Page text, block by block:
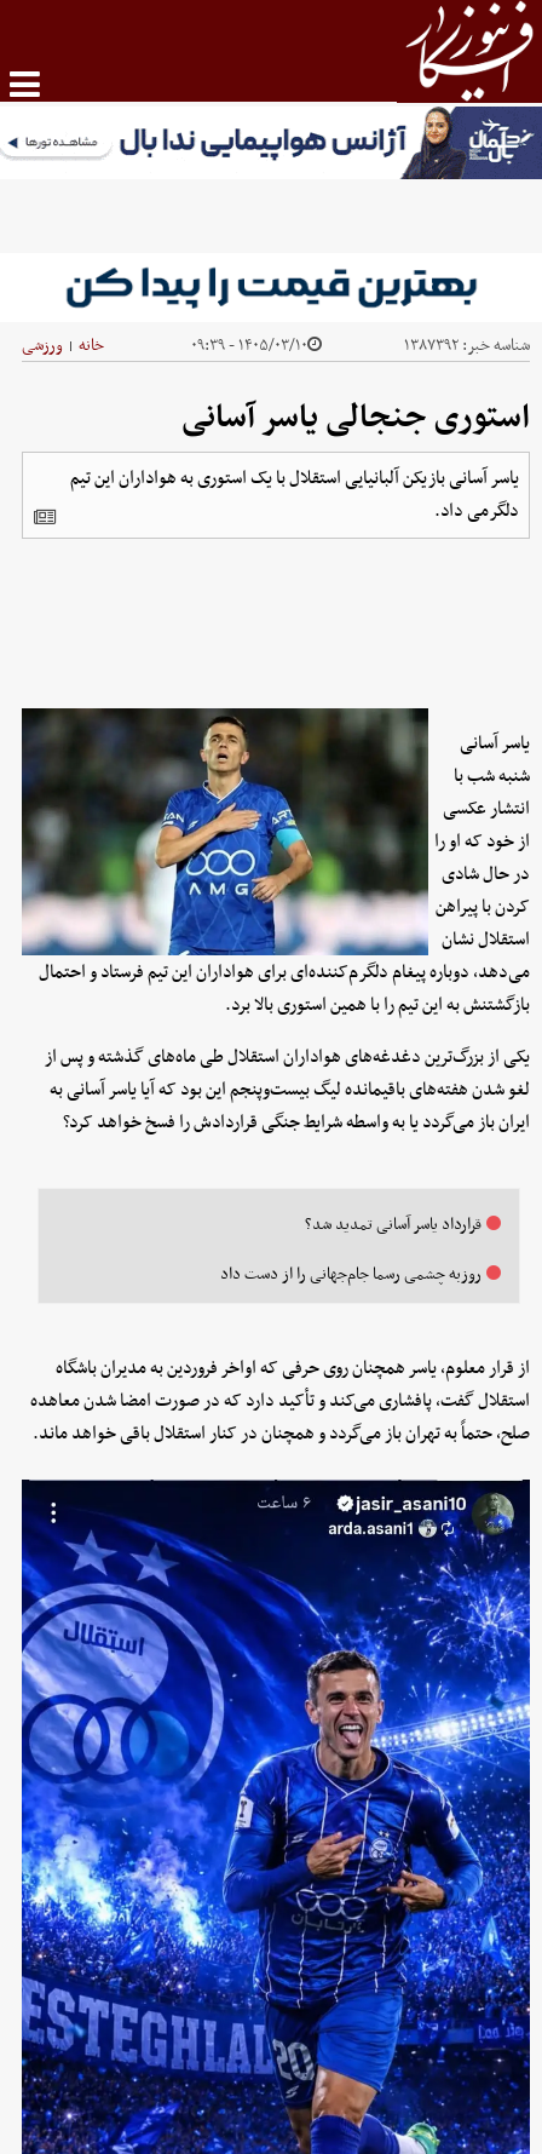
شناسه خبر:۱۳۸۷۳۹۲ ۱۴۰۵/۰۳/۱۰ - ۰۹:۳۹ خانه | ورزشی
استوری جنجالی یاسر آسانی
یاسر آسانی بازیکن آلبانیایی استقلال با یک استوری به هواداران این تیم
دلگرمی داد.
یاسر آسانی
شنبه شب با
انتشار عکسی
از خود که او را
در حال شادی
کردن با پیراهن
استقلال نشان
می‌دهد، دوباره پیغام دلگرم‌کننده‌ای برای هواداران این تیم فرستاد و احتمال
بازگشتنش به این تیم را با همین استوری بالا برد.
یکی از بزرگ‌ترین دغدغه‌های هواداران استقلال طی ماه‌های گذشته و پس از
لغو شدن هفته‌های باقیمانده لیگ بیست‌وپنجم این بود که آیا یاسر آسانی به
ایران باز می‌گردد یا به واسطه شرایط جنگی قراردادش را فسخ خواهد کرد؟
قرارداد یاسر آسانی تمدید شد؟
روزبه چشمی رسما جام‌جهانی را از دست داد
از قرار معلوم، یاسر همچنان روی حرفی که اواخر فروردین به مدیران باشگاه
استقلال گفت، پافشاری می‌کند و تأکید دارد که در صورت امضا شدن معاهده
صلح، حتماً به تهران باز می‌گردد و همچنان در کنار استقلال باقی خواهد ماند.